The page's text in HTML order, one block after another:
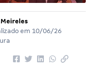
em 10/06/26